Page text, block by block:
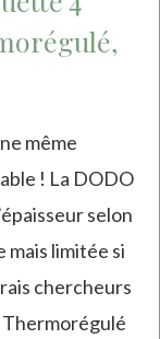
même
! La DODO
selon
limitée si
chercheurs